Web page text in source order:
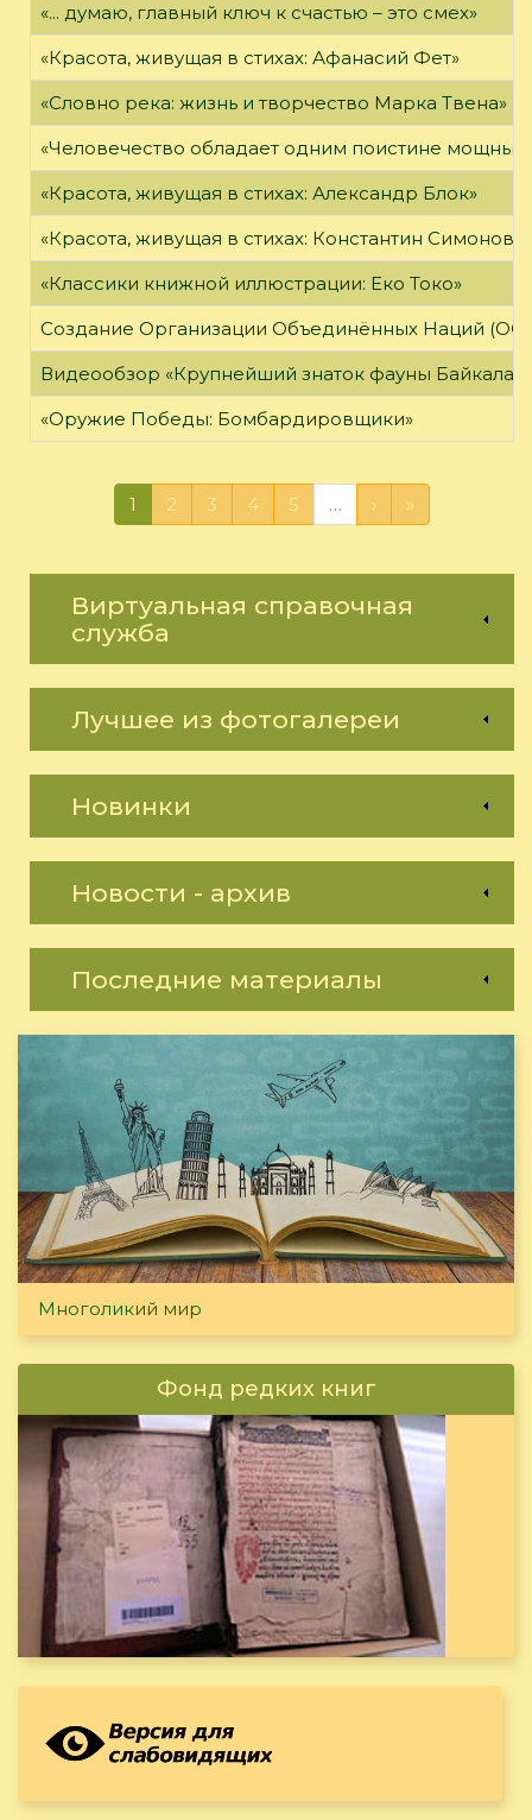
«... думаю, главный ключ к счастью – это смех»
«Красота, живущая в стихах: Афанасий Фет»
«Словно река: жизнь и творчество Марка Твена»
«Человечество обладает одним поистине
«Красота, живущая в стихах: Александр Блок»
«Красота, живущая в стихах: Константин Симонов»
«Классики книжной иллюстрации: Еко Токо»
Создание Организации Объединённых Наций
Видеообзор «Крупнейший знаток фауны Байкала»
«Оружие Победы: Бомбардировщики»
1 2 3 4 5 … › »
Виртуальная справочная
служба
Лучшее из фотогалереи
Новинки
Новости - архив
Последние материалы
Многоликий мир
Фонд редких книг